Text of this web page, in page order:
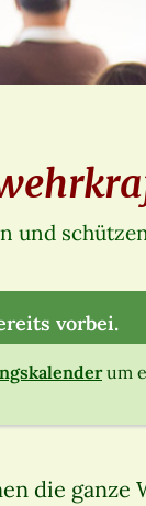
und
vorbei.
um
die